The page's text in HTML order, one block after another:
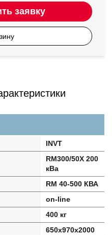
заявку
INVT
RM300/50X 200
кВа
RM 40-500 КВА
on-line
400 кг
650х970х2000